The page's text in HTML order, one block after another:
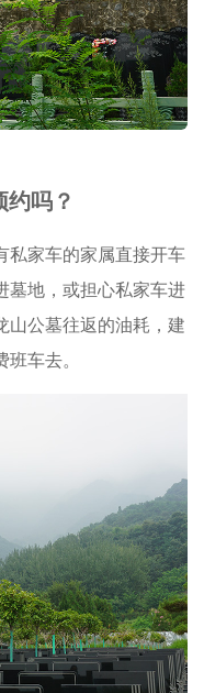
吗？
私家车的家属直接开车
墓地，或担心私家车进
山公墓往返的油耗，建
车去。